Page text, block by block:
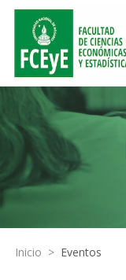
Inicio > Eventos